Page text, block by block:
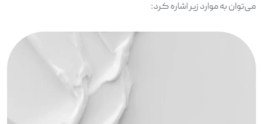
می‌توان به موارد زیر اشاره کرد: